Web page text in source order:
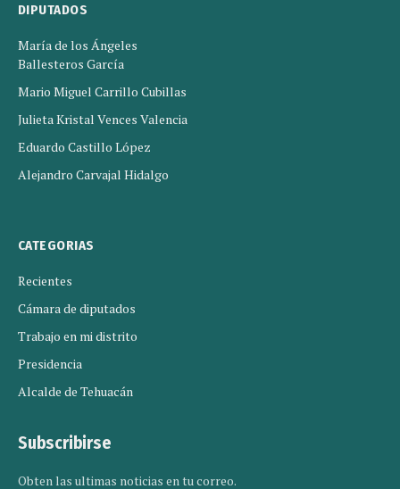
DIPUTADOS
María de los Ángeles
Ballesteros García
Mario Miguel Carrillo Cubillas
Julieta Kristal Vences Valencia
Eduardo Castillo López
Alejandro Carvajal Hidalgo
CATEGORIAS
Recientes
Cámara de diputados
Trabajo en mi distrito
Presidencia
Alcalde de Tehuacán
Subscribirse
Obten las ultimas noticias en tu correo.